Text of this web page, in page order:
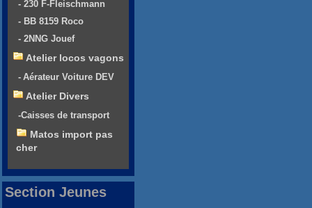
- 230 F-Fleischmann
- BB 8159 Roco
- 2NNG Jouef
Atelier locos vagons
- Aérateur Voiture DEV
Atelier Divers
-Caisses de transport
Matos import pas
cher
Section Jeunes